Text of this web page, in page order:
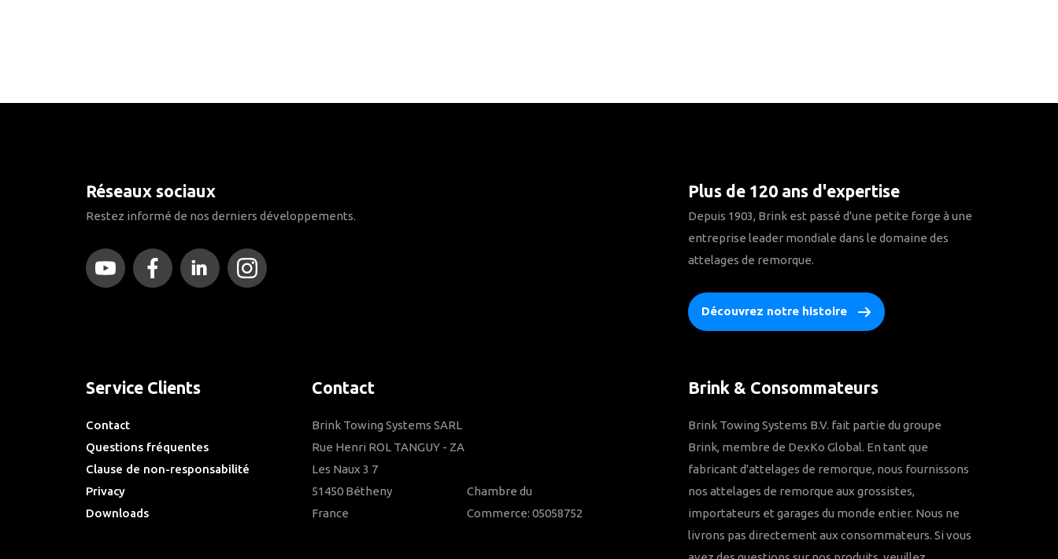
Réseaux sociaux
Restez informé de nos derniers développements.
Plus de 120 ans d'expertise
Depuis 1903, Brink est passé d'une petite forge à une
entreprise leader mondiale dans le domaine des
attelages de remorque.
Découvrez notre histoire
Service Clients
Contact
Questions fréquentes
Clause de non-responsabilité
Privacy
Downloads
Contact
Brink Towing Systems SARL
Rue Henri ROL TANGUY - ZA
Les Naux 3 7
51450 Bétheny
France
Chambre du
Commerce: 05058752
Brink & Consommateurs
Brink Towing Systems B.V. fait partie du groupe
Brink, membre de DexKo Global. En tant que
fabricant d'attelages de remorque, nous fournissons
nos attelages de remorque aux grossistes,
importateurs et garages du monde entier. Nous ne
livrons pas directement aux consommateurs. Si vous